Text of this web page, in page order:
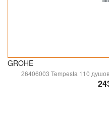
GROHE
26406003 Tempesta 110